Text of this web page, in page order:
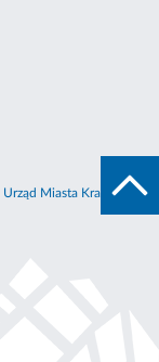
Urząd Miasta Krakowa